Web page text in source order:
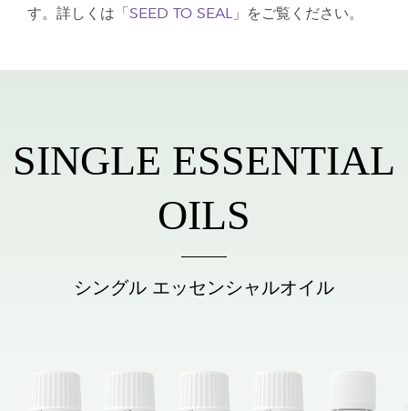
す。詳しくは「 SEED TO SEAL 」をご覧ください。
SINGLE ESSENTIAL
OILS
シングル エッセンシャルオイル